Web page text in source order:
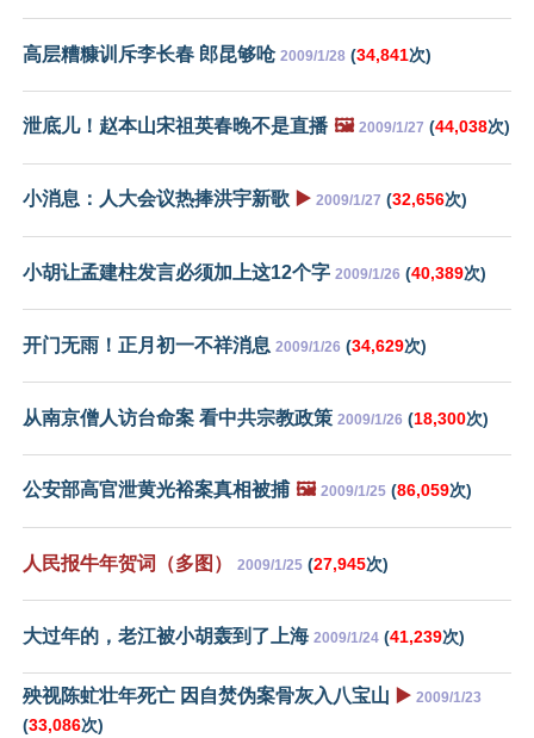
高层糟糠训斥李长春 郎昆够呛 2009/1/28 (34,841次)
泄底儿！赵本山宋祖英春晚不是直播 🖼️ 2009/1/27 (44,038次)
小消息：人大会议热捧洪宇新歌 ▶️ 2009/1/27 (32,656次)
小胡让孟建柱发言必须加上这12个字 2009/1/26 (40,389次)
开门无雨！正月初一不祥消息 2009/1/26 (34,629次)
从南京僧人访台命案 看中共宗教政策 2009/1/26 (18,300次)
公安部高官泄黄光裕案真相被捕 🖼️ 2009/1/25 (86,059次)
人民报牛年贺词（多图） 2009/1/25 (27,945次)
大过年的，老江被小胡轰到了上海 2009/1/24 (41,239次)
殃视陈虻壮年死亡 因自焚伪案骨灰入八宝山 ▶️ 2009/1/23
(33,086次)